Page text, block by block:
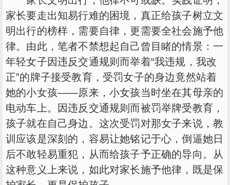
家长要走出知易行难的困境，真正给孩子树立文
明出行的榜样，需要自律，更需要全社会施予他
律。由此，笔者不禁想起自己曾目睹的情景：一
年轻女子因违反交通规则而举着“我违规，我改
正”的牌子接受教育，受罚女子的身边竟然站着
她的小女孩——原来，小女孩当时坐在其母亲的
电动车上。因违反交通规则而被罚举牌受教育，
孩子就在自己身边。这次受罚对那女子来说，教
训应该是深刻的，容易让她铭记于心，倒逼她日
后不敢轻易重犯，从而给孩子予正确的导向。从
这种意义上来说，如此对家长施予他律，既是保